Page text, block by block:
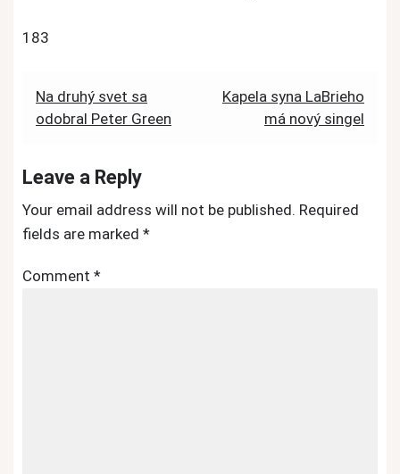
183
Post
navigation
Na druhý svet sa
odobral Peter Green
Kapela syna LaBrieho
má nový singel
Leave a Reply
Your email address will not be published. Required
fields are marked *
Comment *